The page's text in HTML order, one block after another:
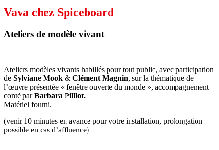
Vava chez Spiceboard
Ateliers de modèle vivant
Ateliers modèles vivants habillés pour tout public, avec participation
de Sylviane Mook & Clément Magnin, sur la thématique de
l’œuvre présentée « fenêtre ouverte du monde », accompagnement
conté parBarbara Pilllot.
Matériel fourni.
(venir 10 minutes en avance pour votre installation, prolongation
possible en cas d’affluence)